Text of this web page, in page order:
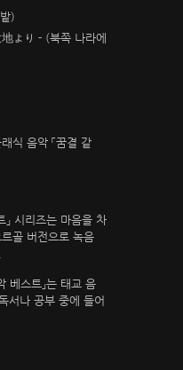
)
より－(북쪽 나라에
식 음악 「꿈결 같
」 시리즈는 마음을 차
골 버전으로 녹음
베스트」는 태교 음
서나 공부 중에 들어